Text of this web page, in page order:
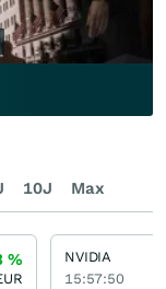
10J Max
%
NVIDIA
15:57:50